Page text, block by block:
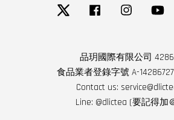
Twitter Facebook Instagram
品玥國際有限公司
食品業者登錄字號 A-
Contact us:
Line: @dlictea (要記得加